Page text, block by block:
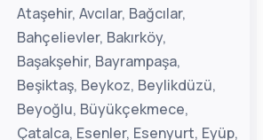
Ataşehir, Avcılar, Bağcılar,
Bahçelievler, Bakırköy,
Başakşehir, Bayrampaşa,
Beşiktaş, Beykoz, Beylikdüzü,
Beyoğlu, Büyükçekmece,
Çatalca, Esenler, Esenyurt, Eyüp,